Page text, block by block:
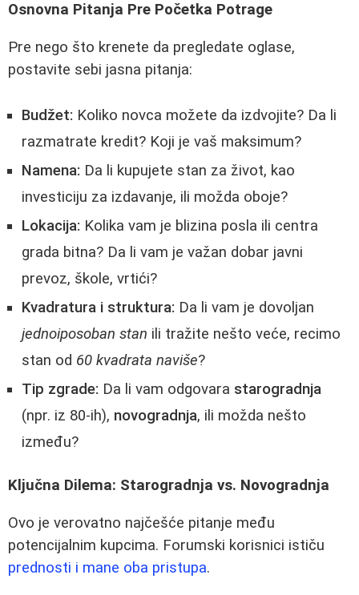
Osnovna Pitanja Pre Početka Potrage
Pre nego što krenete da pregledate oglase,
postavite sebi jasna pitanja:
Budžet: Koliko novca možete da izdvojite? Da li
razmatrate kredit? Koji je vaš maksimum?
Namena: Da li kupujete stan za život, kao
investiciju za izdavanje, ili možda oboje?
Lokacija: Kolika vam je blizina posla ili centra
grada bitna? Da li vam je važan dobar javni
prevoz, škole, vrtići?
Kvadratura i struktura: Da li vam je dovoljan
jednoiposoban stan ili tražite nešto veće, recimo
stan od 60 kvadrata naviše?
Tip zgrade: Da li vam odgovara starogradnja
(npr. iz 80-ih), novogradnja, ili možda nešto
između?
Ključna Dilema: Starogradnja vs. Novogradnja
Ovo je verovatno najčešće pitanje među
potencijalnim kupcima. Forumski korisnici ističu
prednosti i mane oba pristupa.